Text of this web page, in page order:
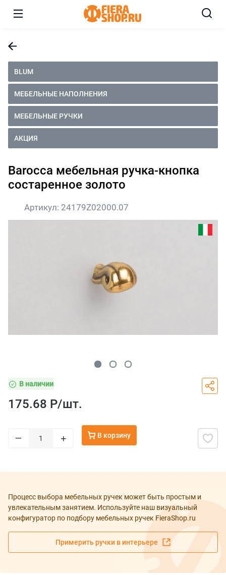
BLUM
МЕБЕЛЬНЫЕ НАПОЛНЕНИЯ
МЕБЕЛЬНЫЕ РУЧКИ
АКЦИЯ
Barocca мебельная ручка-кнопка
состаренное золото
Артикул: 24179Z02000.07
В наличии
175.68 Р/шт.
– + В корзину
Процесс выбора мебельных ручек может быть простым и
увлекательным занятием. Используйте наш визуальный
конфигуратор по подбору мебельных ручек FieraShop.ru
Примерить ручки в интерьере